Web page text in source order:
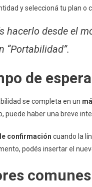
y seleccioná tu plan o
hacerlo desde el
“Portabilidad”.
de
se completa en un
puede haber una breve
confirmación cuando la
podés insertar el